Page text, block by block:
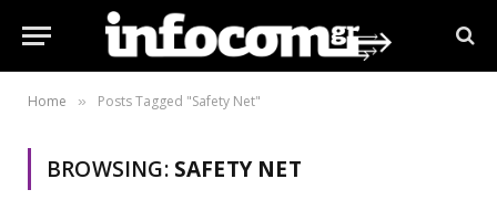
Home » Posts Tagged "Safety Net"
BROWSING: SAFETY NET